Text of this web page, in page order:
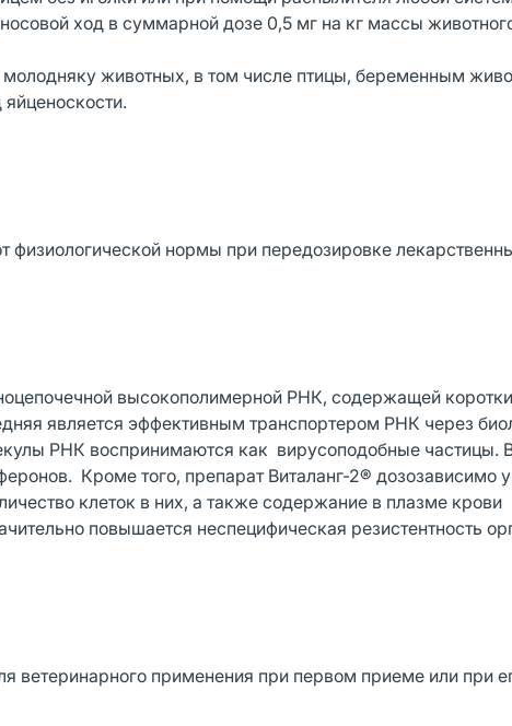
ход в суммарной дозе 0,5 мг на кг массы
животных, в том числе птицы, беременным
физиологической нормы при передозировке
высокополимерной РНК, содержащей
является эффективным транспортером РНК через
РНК воспринимаются как вирусоподобные частицы. В
Кроме того, препарат Виталанг-2® дозозависимо
клеток в них, а также содержание в плазме крови
повышается неспецифическая резистентность
ветеринарного применения при первом приеме или при